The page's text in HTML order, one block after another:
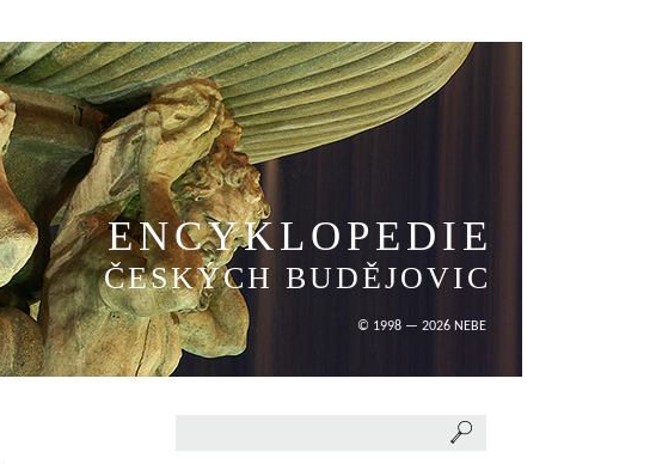
ENCYKLOPEDIE
ČESKÝCH BUDĚJOVIC
© 1998 — 2026 NEBE